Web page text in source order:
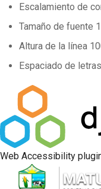
Escalamiento de
Tamaño de fuente
Altura de la línea
Espaciado de letras
Web Accessibility